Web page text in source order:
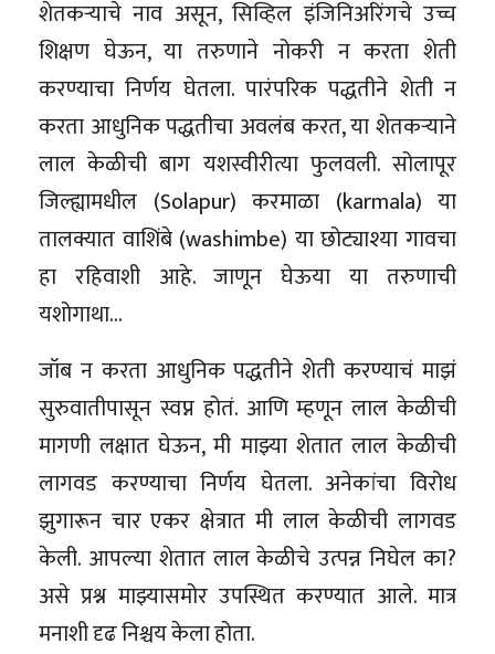
शेतकऱ्याचे नाव असून, सिव्हिल इंजिनिअरिंगचे उच्च
शिक्षण घेऊन, या तरुणाने नोकरी न करता शेती
करण्याचा निर्णय घेतला. पारंपरिक पद्धतीने शेती न
करता आधुनिक पद्धतीचा अवलंब करत, या शेतकऱ्याने
लाल केळीची बाग यशस्वीरीत्या फुलवली. सोलापूर
जिल्ह्यामधील (Solapur) करमाळा (karmala) या
तालक्यात वाशिंबे (washimbe) या छोट्याश्या गावचा
हा रहिवाशी आहे. जाणून घेऊया या तरुणाची
यशोगाथा…
जॉब न करता आधुनिक पद्धतीने शेती करण्याचं माझं
सुरुवातीपासून स्वप्न होतं. आणि म्हणून लाल केळीची
मागणी लक्षात घेऊन, मी माझ्या शेतात लाल केळीची
लागवड करण्याचा निर्णय घेतला. अनेकांचा विरोध
झुगारून चार एकर क्षेत्रात मी लाल केळीची लागवड
केली. आपल्या शेतात लाल केळीचे उत्पन्न निघेल का?
असे प्रश्न माझ्यासमोर उपस्थित करण्यात आले. मात्र
मनाशी दृढ निश्चय केला होता.